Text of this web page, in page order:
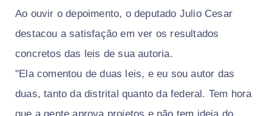
Ao ouvir o depoimento, o deputado Julio Cesar
destacou a satisfação em ver os resultados
concretos das leis de sua autoria.
"Ela comentou de duas leis, e eu sou autor das
duas, tanto da distrital quanto da federal. Tem hora